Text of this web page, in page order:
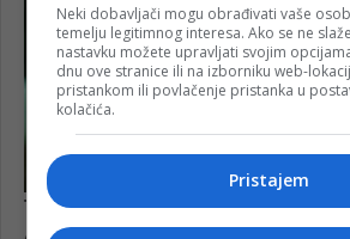
Neki dobavljači mogu obrađivati vaše
temelju legitimnog interesa. Ako se ne
nastavku možete upravljati svojim
dnu ove stranice ili na izborniku web-
pristankom ili povlačenje pristanka u
kolačića.
Pristajem